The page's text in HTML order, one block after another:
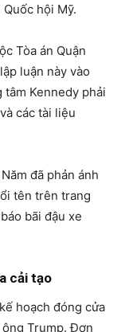
hội Mỹ.
Tòa án Quận
luận này vào
Kennedy phải
các tài liệu
đã phản ánh
tên trên trang
bãi đậu xe
cải tạo
hoạch đóng cửa
Trump. Đơn